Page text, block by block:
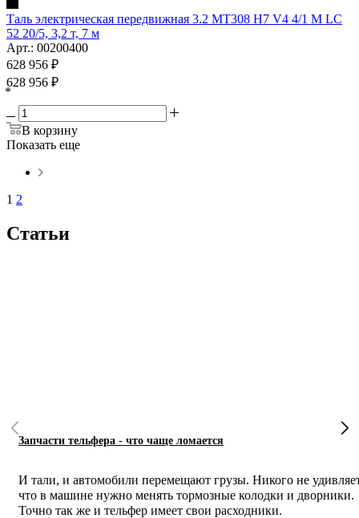
Таль электрическая передвижная 3.2 MT308 H7 V4 4/1 M LC
52 20/5, 3,2 т, 7 м
Арт.: 00200400
628 956 ₽
628 956 ₽
*
В корзину
Показать еще
1 2
Статьи
Запчасти тельфера - что чаще ломается
И тали, и автомобили перемещают грузы. Никого не
что в машине нужно менять тормозные колодки и дворники.
Точно так же и тельфер имеет свои расходники.